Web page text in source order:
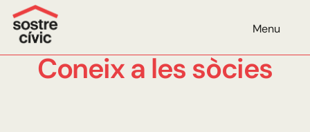
Menu
Coneix a les sòcies